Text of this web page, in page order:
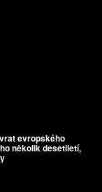
evropského
několik desetiletí,